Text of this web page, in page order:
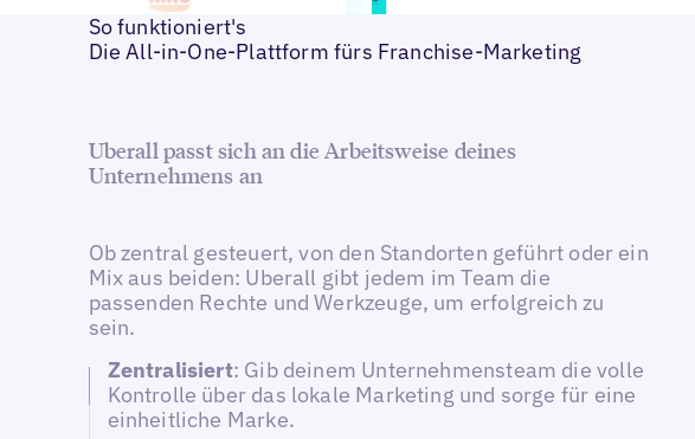
So funktioniert's
Die All-in-One-Plattform fürs Franchise-Marketing
Uberall passt sich an die Arbeitsweise deines
Unternehmens an
Ob zentral gesteuert, von den Standorten geführt oder ein
Mix aus beiden: Uberall gibt jedem im Team die
passenden Rechte und Werkzeuge, um erfolgreich zu
sein.
Zentralisiert: Gib deinem Unternehmensteam die volle
Kontrolle über das lokale Marketing und sorge für eine
einheitliche Marke.